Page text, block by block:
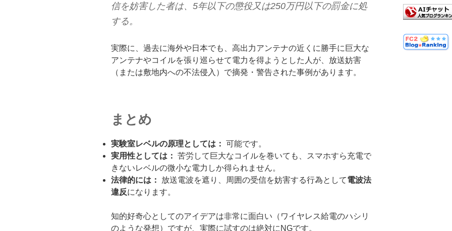
信を妨害した者は、5年以下の懲役又は250万円以下の罰金に処
する。
実際に、過去に海外や日本でも、高出力アンテナの近くに勝手に巨大な
アンテナやコイルを張り巡らせて電力を得ようとした人が、放送妨害
（または敷地内への不法侵入）で摘発・警告された事例があります。
まとめ
実験室レベルの原理としては： 可能です。
実用性としては： 苦労して巨大なコイルを巻いても、スマホすら充電で
きないレベルの微小な電力しか得られません。
法律的には：
放送電波を遮り、周囲の受信を妨害する行為として電波法
違反になります。
知的好奇心としてのアイデアは非常に面白い（ワイヤレス給電のハシリ
のような発想）ですが、実際に試すのは絶対にNGです。